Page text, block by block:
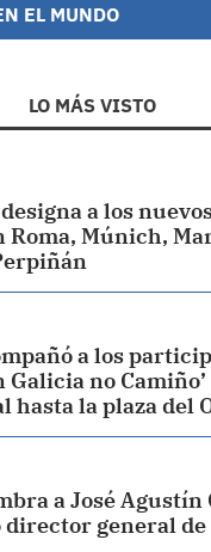
EL MUNDO
LO MÁS VISTO
a los
Roma, Múnich,
a los
Galicia no
hasta la plaza del
a José Agustín
director general